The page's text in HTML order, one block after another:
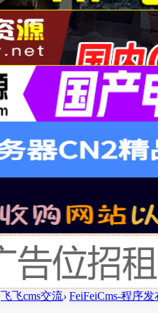
飞飞cms交流› FeiFeiCms-程序发